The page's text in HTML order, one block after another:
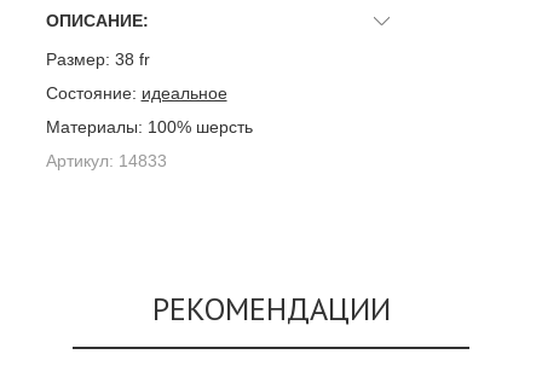
ОПИСАНИЕ:
Размер: 38 fr
Состояние: идеальное
Материалы: 100% шерсть
Артикул: 14833
РЕКОМЕНДАЦИИ